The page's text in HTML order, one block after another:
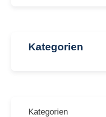
Kategorien
Kategorien